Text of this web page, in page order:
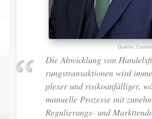
Die Ab­wick­lung von
rungs­trans­ak­tio­nen wird
ple­xer und ri­si­ko­an­fäl­li­ger,
ma­nu­el­le Pro­zes­se mit
Re­gu­lie­rungs- und